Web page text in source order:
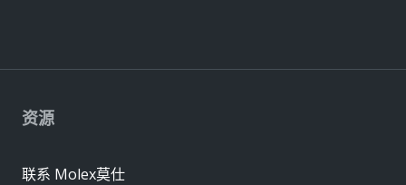
资源
联系 Molex莫仕